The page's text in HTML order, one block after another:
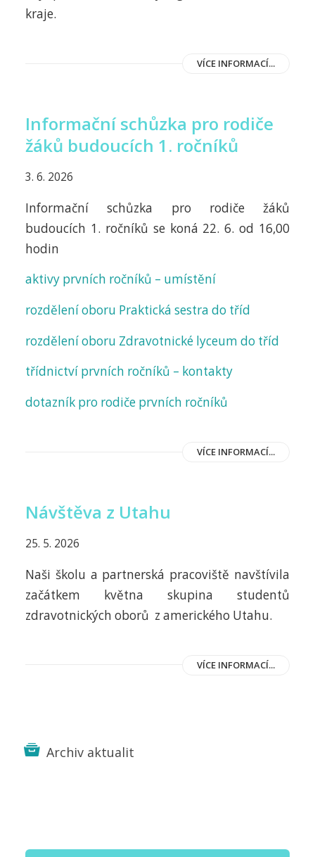
kraje.
VÍCE INFORMACÍ...
Informační schůzka pro rodiče
žáků budoucích 1. ročníků
3. 6. 2026
Informační schůzka pro rodiče žáků
budoucích 1. ročníků se koná 22. 6. od 16,00
hodin
aktivy prvních ročníků – umístění
rozdělení oboru Praktická sestra do tříd
rozdělení oboru Zdravotnické lyceum do tříd
třídnictví prvních ročníků – kontakty
dotazník pro rodiče prvních ročníků
VÍCE INFORMACÍ...
Návštěva z Utahu
25. 5. 2026
Naši školu a partnerská pracoviště navštívila
začátkem května skupina studentů
zdravotnických oborů z amerického Utahu.
VÍCE INFORMACÍ...
Archiv aktualit